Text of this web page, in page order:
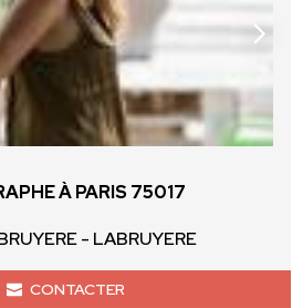
À PARIS 75017
- LABRUYERE
CONTACTER